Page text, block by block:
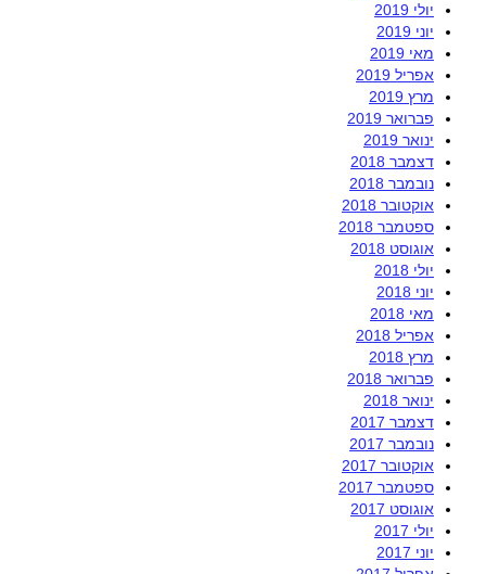
יולי 2019
יוני 2019
מאי 2019
אפריל 2019
מרץ 2019
פברואר 2019
ינואר 2019
דצמבר 2018
נובמבר 2018
אוקטובר 2018
ספטמבר 2018
אוגוסט 2018
יולי 2018
יוני 2018
מאי 2018
אפריל 2018
מרץ 2018
פברואר 2018
ינואר 2018
דצמבר 2017
נובמבר 2017
אוקטובר 2017
ספטמבר 2017
אוגוסט 2017
יולי 2017
יוני 2017